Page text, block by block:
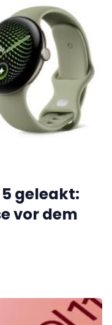
geleakt:
vor dem